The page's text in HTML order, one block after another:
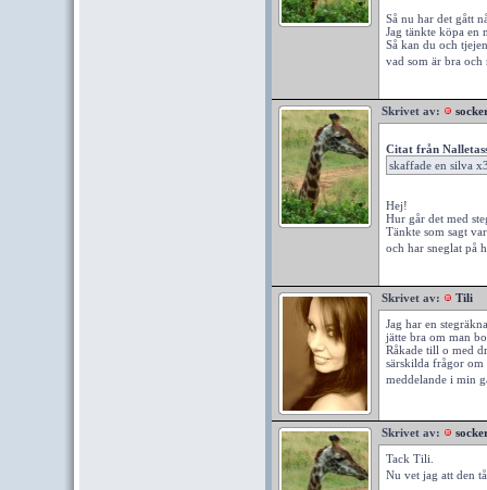
Så nu har det gått
Jag tänkte köpa en
Så kan du och
vad som är bra
Skrivet av:
Citat från
skaffade en silva
Hej!
Hur går det med
Tänkte som sagt
och har sneglat på
Skrivet av:
Tili
Jag har en
jätte bra om man
Råkade till o med
särskilda frågor om
meddelande i min
Skrivet av:
Tack Tili.
Nu vet jag att den